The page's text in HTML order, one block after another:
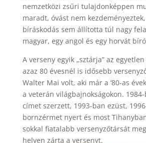
nemzetközi zsűri tulajdonképpen
maradt, óvást nem
bíráskodás sem állította túl nagy
magyar, egy angol és egy horvát
A verseny egyik „sztárja” az
azaz 80 évesnél is idősebb
Walter Mai volt, aki már a ‘80-as
a veterán világbajnokságokon.
címet szerzett, 1993-ban ezüst,
bornzérmet nyert és most
sokkal fiatalabb versenyzőtársát
helyen zárta a versenyt.